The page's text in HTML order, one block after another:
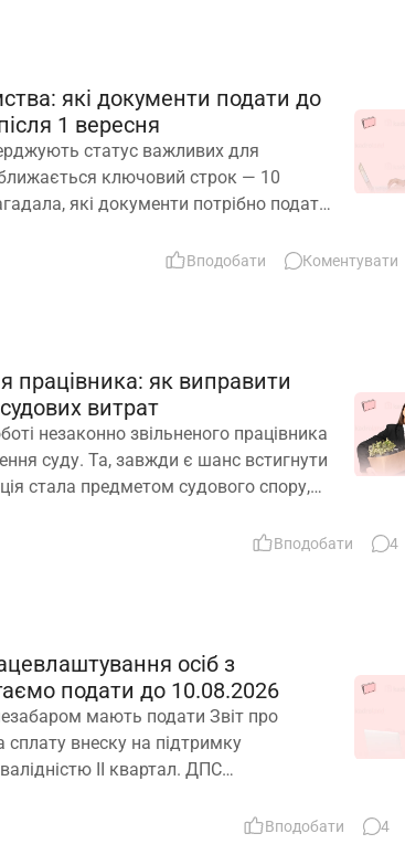
які документи подати до
1 вересня
статус важливих для
ключовий строк — 10
які документи потрібно подати,
свій статус
Вподобати Коментувати
працівника: як виправити
витрат
незаконно звільненого працівника
суду. Та, завжди є шанс встигнути
стала предметом судового спору,
Розберемо її докладно
Вподобати 4
осіб з
подати до 10.08.2026
мають подати Звіт про
сплату внеску на підтримку
ІІ квартал. ДПС
Вподобати 4